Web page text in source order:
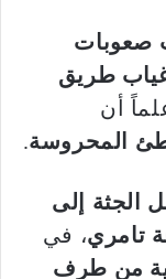
صعوبات
طريق
أن
المحروسة.
الجثة إلى
تامري، في
من طرف